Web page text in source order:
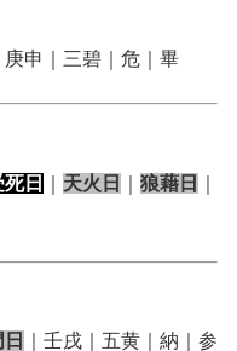
庚申｜三碧｜危｜畢
死日 天火日 狼藉日
｜壬戌｜五黄｜納｜参